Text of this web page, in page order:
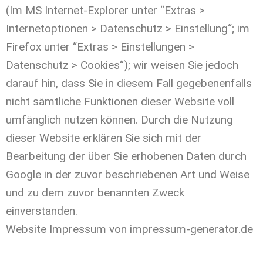
(Im MS Internet-Explorer unter “Extras >
Internetoptionen > Datenschutz > Einstellung“; im
Firefox unter “Extras > Einstellungen >
Datenschutz > Cookies“); wir weisen Sie jedoch
darauf hin, dass Sie in diesem Fall gegebenenfalls
nicht sämtliche Funktionen dieser Website voll
umfänglich nutzen können. Durch die Nutzung
dieser Website erklären Sie sich mit der
Bearbeitung der über Sie erhobenen Daten durch
Google in der zuvor beschriebenen Art und Weise
und zu dem zuvor benannten Zweck
einverstanden.
Website Impressum von impressum-generator.de